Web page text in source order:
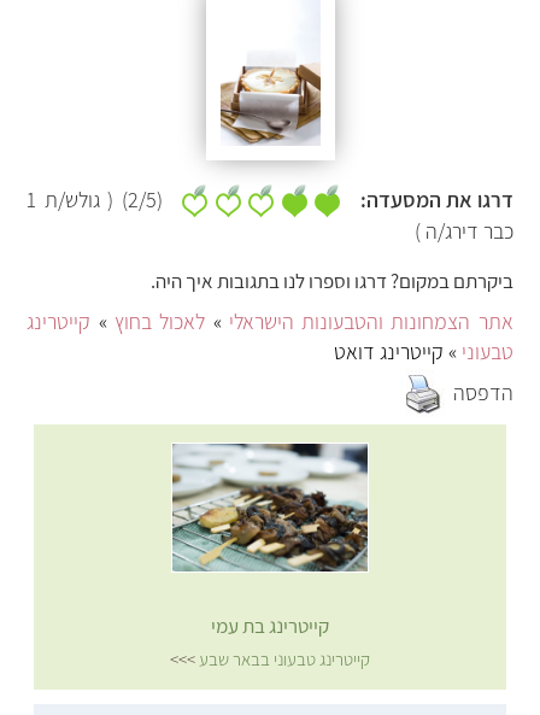
דרגו את המסעדה: (
2/5) ( גולש/ת 1
כבר דירג/ה )
ביקרתם במקום? דרגו וספרו לנו בתגובות איך היה.
אתר הצמחונות והטבעונות הישראלי » לאכול בחוץ » קייטרינג
טבעוני » קייטרינג דואט
הדפסה
קייטרינג בת עמי
קייטרינג טבעוני בבאר שבע >>>